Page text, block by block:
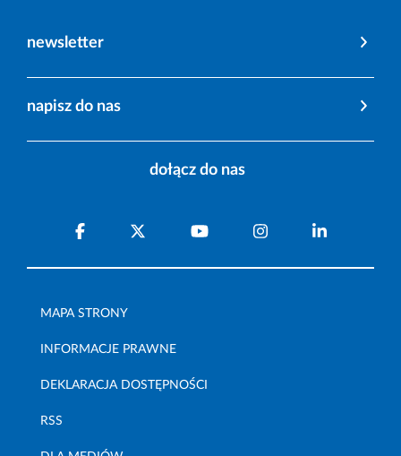
newsletter
napisz do nas
dołącz do nas
MAPA STRONY
INFORMACJE PRAWNE
DEKLARACJA DOSTĘPNOŚCI
RSS